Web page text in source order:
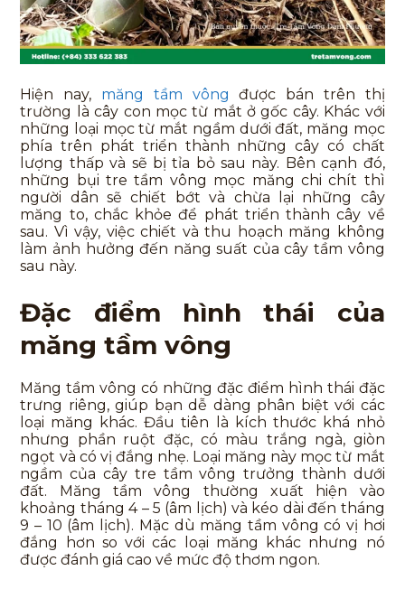
Hiện nay, măng tầm vông được bán trên thị
trường là cây con mọc từ mắt ở gốc cây. Khác với
những loại mọc từ mắt ngầm dưới đất, măng mọc
phía trên phát triển thành những cây có chất
lượng thấp và sẽ bị tỉa bỏ sau này. Bên cạnh đó,
những bụi tre tầm vông mọc măng chi chít thì
người dân sẽ chiết bớt và chừa lại những cây
măng to, chắc khỏe để phát triển thành cây về
sau. Vì vậy, việc chiết và thu hoạch măng không
làm ảnh hưởng đến năng suất của cây tầm vông
sau này.
Đặc điểm hình thái của
măng tầm vông
Măng tầm vông có những đặc điểm hình thái đặc
trưng riêng, giúp bạn dễ dàng phân biệt với các
loại măng khác. Đầu tiên là kích thước khá nhỏ
nhưng phần ruột đặc, có màu trắng ngà, giòn
ngọt và có vị đắng nhẹ. Loại măng này mọc từ mắt
ngầm của cây tre tầm vông trưởng thành dưới
đất. Măng tầm vông thường xuất hiện vào
khoảng tháng 4 – 5 (âm lịch) và kéo dài đến tháng
9 – 10 (âm lịch). Mặc dù măng tầm vông có vị hơi
đắng hơn so với các loại măng khác nhưng nó
được đánh giá cao về mức độ thơm ngon.